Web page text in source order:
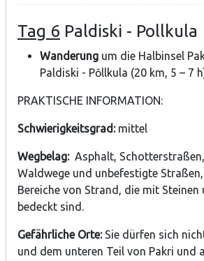
Tag 6 Paldiski - Pollkula
Wanderung um die Halbinsel
Paldiski - Pōllkula (20 km, 5 – 7
PRAKTISCHE INFORMATION:
Schwierigkeitsgrad: mittel
Wegbelag:Asphalt,
Waldwege und unbefestigte
Bereiche von Strand, die mit Steinen
bedeckt sind.
Gefährliche Orte:Sie dürfen sich
und dem unteren Teil von Pakri und